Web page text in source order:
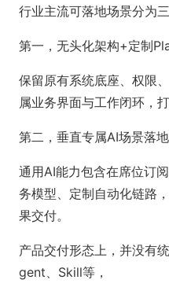
行业主流可落地场景分为三
第一，无头化架构+定制
保留原有系统底座、权限
属业务界面与工作闭环，
第二，垂直专属AI场景落地
通用AI能力包含在席位订
务模型、定制自动化链路
果交付。
产品交付形态上，并没有
gent、Skill等，